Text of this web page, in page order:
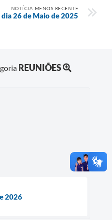
NOTÍCIA MENOS RECENTE
26 de Maio de 2025
REUNIÕES
2026